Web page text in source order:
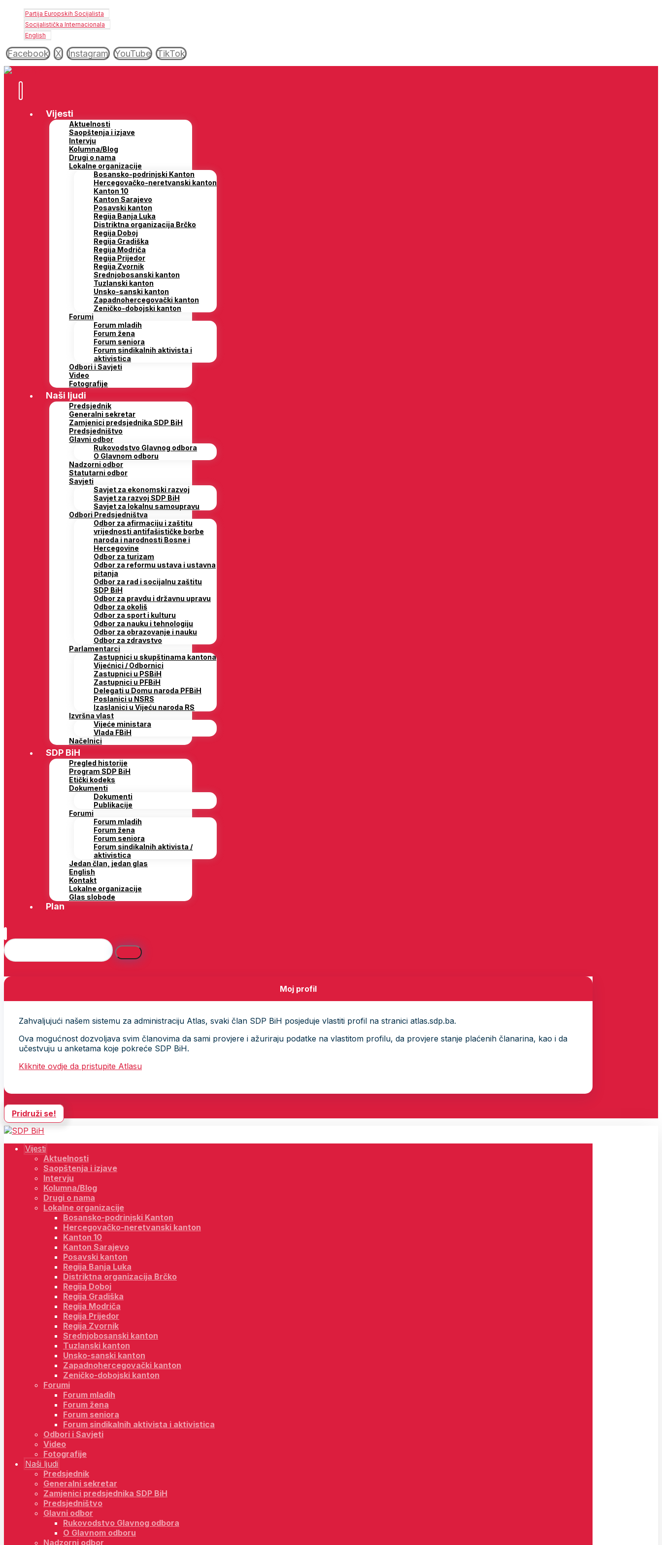
Partija Europskih Socijalista
Socijalistička Internacionala
English
Facebook X Instagram YouTube TikTok
Vijesti
Aktuelnosti
Saopštenja i izjave
Intervju
Kolumna/Blog
Drugi o nama
Lokalne organizacije
Bosansko-podrinjski Kanton
Hercegovačko-neretvanski kanton
Kanton 10
Kanton Sarajevo
Posavski kanton
Regija Banja Luka
Distriktna organizacija Brčko
Regija Doboj
Regija Gradiška
Regija Modriča
Regija Prijedor
Regija Zvornik
Srednjobosanski kanton
Tuzlanski kanton
Unsko-sanski kanton
Zapadnohercegovački kanton
Zeničko-dobojski kanton
Forumi
Forum mladih
Forum žena
Forum seniora
Forum sindikalnih aktivista i
aktivistica
Odbori i Savjeti
Video
Fotografije
Naši ljudi
Predsjednik
Generalni sekretar
Zamjenici predsjednika SDP BiH
Predsjedništvo
Glavni odbor
Rukovodstvo Glavnog odbora
O Glavnom odboru
Nadzorni odbor
Statutarni odbor
Savjeti
Savjet za ekonomski razvoj
Savjet za razvoj SDP BiH
Savjet za lokalnu samoupravu
Odbori Predsjedništva
Odbor za afirmaciju i zaštitu
vrijednosti antifašističke borbe
naroda i narodnosti Bosne i
Hercegovine
Odbor za turizam
Odbor za reformu ustava i ustavna
pitanja
Odbor za rad i socijalnu zaštitu
SDP BiH
Odbor za pravdu i državnu upravu
Odbor za okoliš
Odbor za sport i kulturu
Odbor za nauku i tehnologiju
Odbor za obrazovanje i nauku
Odbor za zdravstvo
Parlamentarci
Zastupnici u skupštinama kantona
Vijećnici / Odbornici
Zastupnici u PSBiH
Zastupnici u PFBiH
Delegati u Domu naroda PFBiH
Poslanici u NSRS
Izaslanici u Vijeću naroda RS
Izvršna vlast
Vijeće ministara
Vlada FBiH
Načelnici
SDP BiH
Pregled historije
Program SDP BiH
Etički kodeks
Dokumenti
Dokumenti
Publikacije
Forumi
Forum mladih
Forum žena
Forum seniora
Forum sindikalnih aktivista /
aktivistica
Jedan član, jedan glas
English
Kontakt
Lokalne organizacije
Glas slobode
Plan
Moj profil
Zahvaljujući našem sistemu za administraciju Atlas, svaki član SDP BiH posjeduje vlastiti profil na stranici atlas.sdp.ba.
Ova mogućnost dozvoljava svim članovima da sami provjere i ažuriraju podatke na vlastitom profilu, da provjere stanje plaćenih članarina, kao i da
učestvuju u anketama koje pokreće SDP BiH.
Kliknite ovdje da pristupite Atlasu
Pridruži se!
Vijesti
Aktuelnosti
Saopštenja i izjave
Intervju
Kolumna/Blog
Drugi o nama
Lokalne organizacije
Bosansko-podrinjski Kanton
Hercegovačko-neretvanski kanton
Kanton 10
Kanton Sarajevo
Posavski kanton
Regija Banja Luka
Distriktna organizacija Brčko
Regija Doboj
Regija Gradiška
Regija Modriča
Regija Prijedor
Regija Zvornik
Srednjobosanski kanton
Tuzlanski kanton
Unsko-sanski kanton
Zapadnohercegovački kanton
Zeničko-dobojski kanton
Forumi
Forum mladih
Forum žena
Forum seniora
Forum sindikalnih aktivista i aktivistica
Odbori i Savjeti
Video
Fotografije
Naši ljudi
Predsjednik
Generalni sekretar
Zamjenici predsjednika SDP BiH
Predsjedništvo
Glavni odbor
Rukovodstvo Glavnog odbora
O Glavnom odboru
Nadzorni odbor